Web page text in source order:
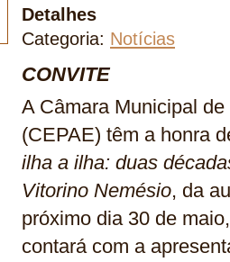
Detalhes
Categoria: Notícias
CONVITE
A Câmara Municipal
(CEPAE) têm a honra
ilha a ilha: duas
Vitorino Nemésio, da
próximo dia 30 de
contará com a